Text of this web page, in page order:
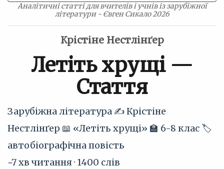
Аналітичні статті для вчителів і учнів із зарубіжної
літератури - Євген Сикало 2026
Крістіне Нестлінґер
Летіть хрущі —
Стаття
Зарубіжна література✍️ Крістіне
Нестлінґер 📖 «Летіть хрущі» 🏫 6-8 клас 🏷
автобіографічна повість
~7 хв читання · 1400 слів